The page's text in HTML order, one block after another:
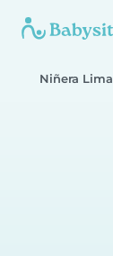
Niñera Lima